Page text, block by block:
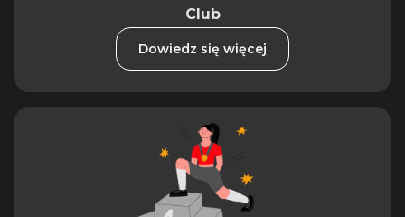
Club
Dowiedz się więcej